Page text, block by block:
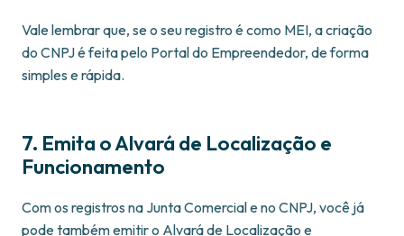
Vale lembrar que, se o seu registro é como MEI, a criação
do CNPJ é feita pelo Portal do Empreendedor, de forma
simples e rápida.
7. Emita o Alvará de Localização e
Funcionamento
Com os registros na Junta Comercial e no CNPJ, você já
pode também emitir o Alvará de Localização e